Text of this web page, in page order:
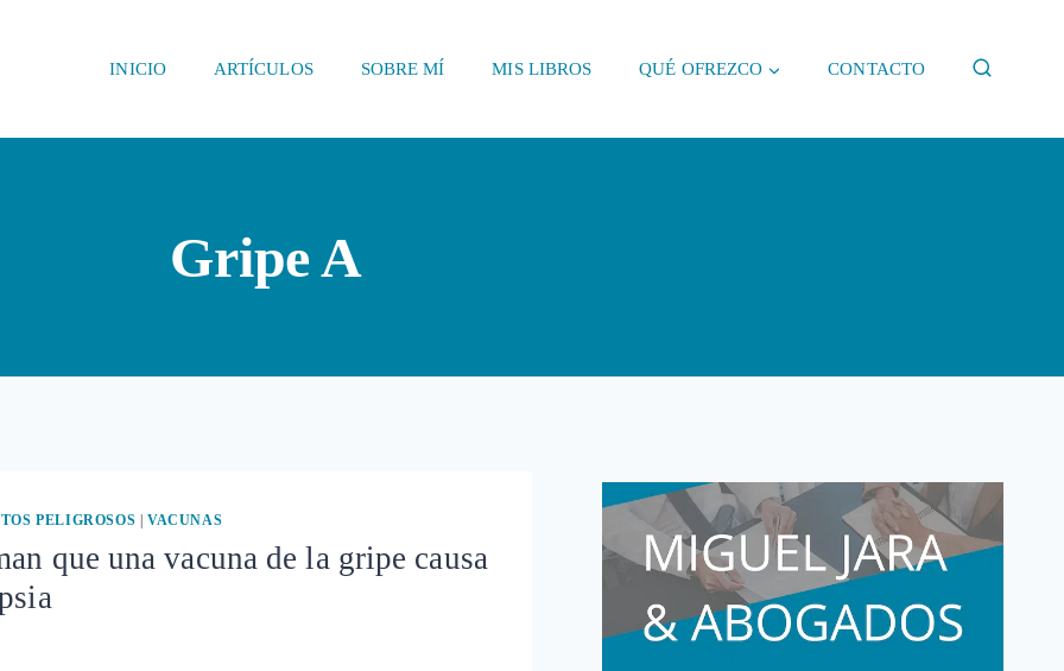
INICIO ARTÍCULOS SOBRE MÍ MIS LIBROS QUÉ OFREZCO CONTACTO
Gripe A
PELIGROSOS |VACUNAS
que una vacuna de la gripe causa